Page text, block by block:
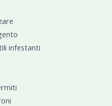
infestanti